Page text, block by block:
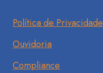
Política de Privacidade
Ouvidoria
Compliance